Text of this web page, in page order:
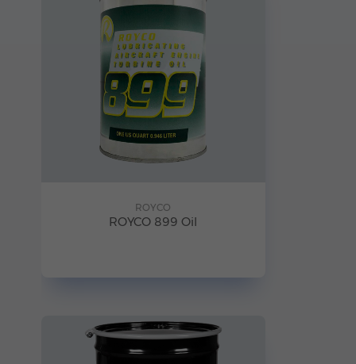
ROYCO
ROYCO 899 Oil